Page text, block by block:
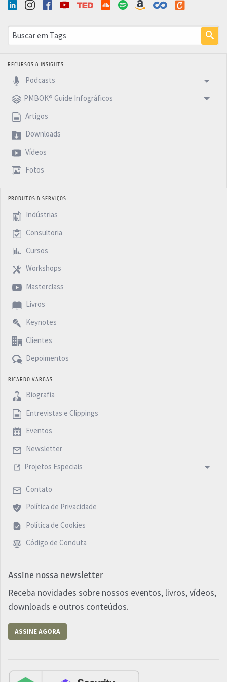
RECURSOS & INSIGHTS
Podcasts
PMBOK® Guide Infográficos
Artigos
Downloads
Vídeos
Fotos
PRODUTOS & SERVIÇOS
Indústrias
Consultoria
Cursos
Workshops
Masterclass
Livros
Keynotes
Clientes
Depoimentos
RICARDO VARGAS
Biografia
Entrevistas e Clippings
Eventos
Newsletter
Projetos Especiais
Contato
Política de Privacidade
Política de Cookies
Código de Conduta
Assine nossa newsletter
Receba novidades sobre nossos eventos, livros, vídeos,
downloads e outros conteúdos.
ASSINE AGORA